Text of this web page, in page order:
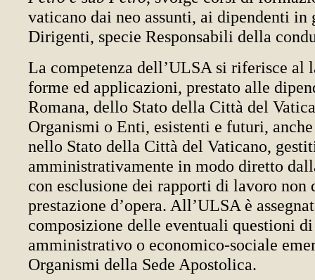
vaticano dai neo assunti, ai dipendenti in
Dirigenti, specie Responsabili della
La competenza dell’ULSA si riferisce al
forme ed applicazioni, prestato alle
Romana, dello Stato della Città del
Organismi o Enti, esistenti e futuri,
nello Stato della Città del Vaticano,
amministrativamente in modo diretto
con esclusione dei rapporti di lavoro non
prestazione d’opera. All’ULSA è
composizione delle eventuali questioni
amministrativo o economico-sociale
Organismi della Sede Apostolica.